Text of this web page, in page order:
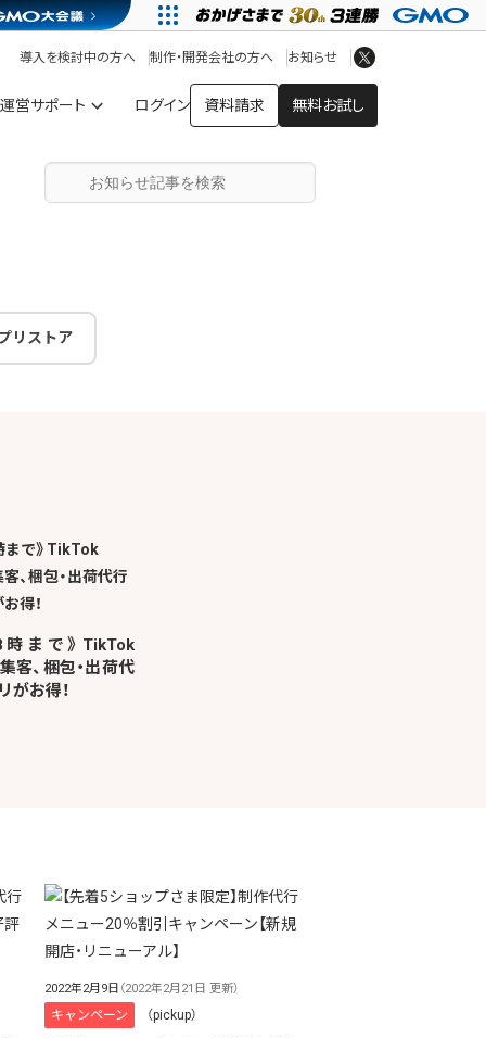
運営サポート ログイン 資料請求 無料お試し
導入を検討中の方へ 制作・開発会社の方へ お知らせ
アプリストア
ヘルプを見る
ヘルプセンター
リストア
時まで》TikTok
客、梱包・出荷代
がお得！
2022年2月9日 （2022年2月21日 更新）
キャンペーン （pickup）